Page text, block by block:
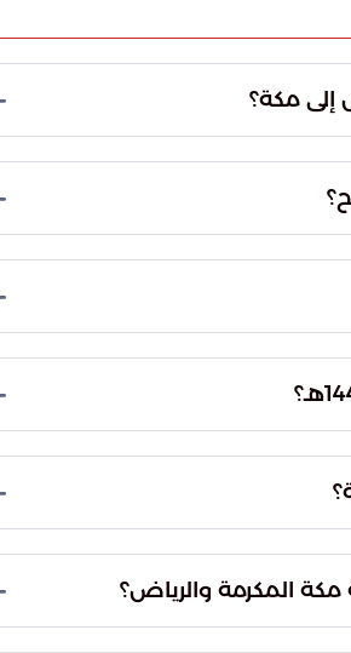
إلى مكة؟
الأمني عند مداخل العاصمة
سلباً على تنظيم الحشود وسلامة
ومن ثم تحفظت على
الرحمن بأعلى معايير الجودة
غير نظامية تخالف الأنظمة
المكرمة والرياض؟